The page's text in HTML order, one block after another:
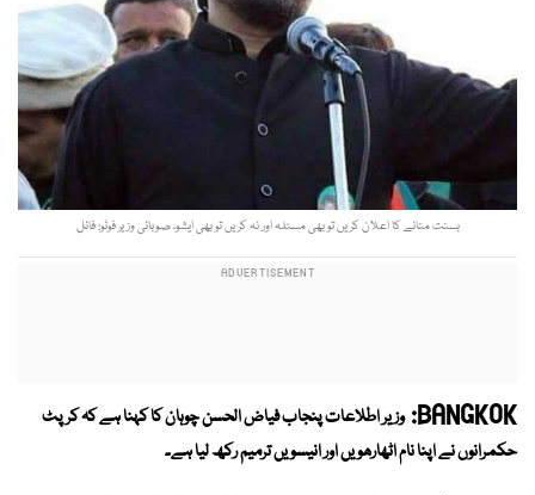
بسنت منانے کا اعلان کریں تو بھی مسئلہ اور نہ کریں تو بھی ایشو، صوبائی وزیر فوٹو: فائل
BANGKOK: وزیر اطلاعات پنجاب فیاض الحسن چوہان کا کہنا ہے کہ کرپٹ
حکمرانوں نے اپنا نام اٹھارھویں اور انیسویں ترمیم رکھ لیا ہے۔